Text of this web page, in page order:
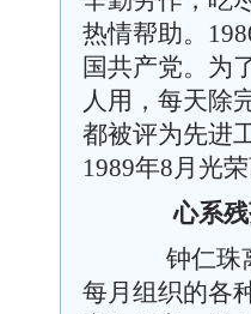
热情帮助。
国共产党。为
人用，每天除
都被评为先进
1989年8月光荣
心系
钟仁珠离
每月组织的各